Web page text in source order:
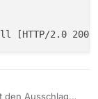
den Ausschlag